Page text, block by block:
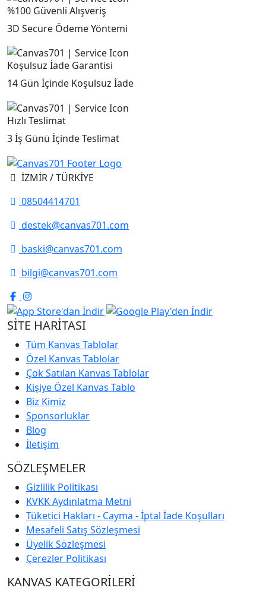
%100 Güvenli Alışveriş
3D Secure Ödeme Yöntemi
Koşulsuz İade Garantisi
14 Gün İçinde Koşulsuz İade
Hızlı Teslimat
3 İş Günü İçinde Teslimat
İZMİR / TÜRKİYE
08504414701
destek@canvas701.com
baski@canvas701.com
bilgi@canvas701.com
SİTE HARİTASI
Tüm Kanvas Tablolar
Özel Kanvas Tablolar
Çok Satılan Kanvas Tablolar
Kişiye Özel Kanvas Tablo
Biz Kimiz
Sponsorluklar
Blog
İletişim
SÖZLEŞMELER
Gizlilik Politikası
KVKK Aydınlatma Metni
Tüketici Hakları - Cayma - İptal İade Koşulları
Mesafeli Satış Sözleşmesi
Üyelik Sözleşmesi
Çerezler Politikası
KANVAS KATEGORİLERİ